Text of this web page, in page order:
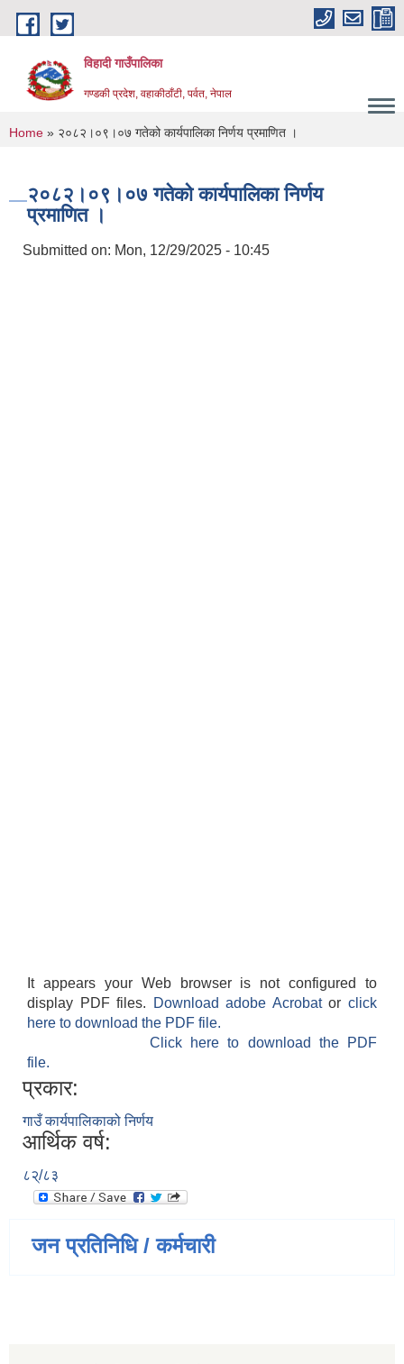
Skip to main content
विहादी गाउँपालिका
गण्डकी प्रदेश, वहाकीठाँटी, पर्वत, नेपाल
You are here
Home » २०८२।०९।०७ गतेको कार्यपालिका निर्णय प्रमाणित ।
२०८२।०९।०७ गतेको कार्यपालिका निर्णय
प्रमाणित ।
Submitted on: Mon, 12/29/2025 - 10:45
It appears your Web browser is not configured to
display PDF files.
Download adobe Acrobatorclick
here to download the PDF file.
Click here to download the PDF
file.
प्रकार:
गाउँ कार्यपालिकाको निर्णय
आर्थिक वर्ष:
८२्/८३
जन प्रतिनिधि / कर्मचारी